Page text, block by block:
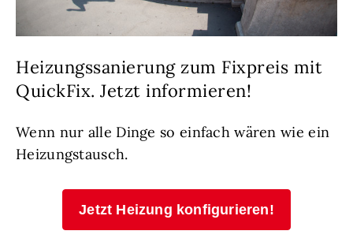
Heizungssanierung zum Fixpreis mit
QuickFix. Jetzt informieren!
Wenn nur alle Dinge so einfach wären wie ein
Heizungstausch.
Jetzt Heizung konfigurieren!